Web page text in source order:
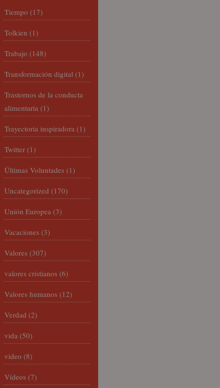
Tiempo (17)
Tolkien (1)
Trabajo (148)
Transformación digital (1)
Trastornos de la conducta
alimentaria (1)
Trayectoria inspiradora (1)
Twitter (1)
Últimas Voluntades (1)
Uncategorized (170)
Unión Europea (3)
Vacaciones (3)
Valores (307)
valores cristianos (6)
Valores humanos (12)
Verdad (2)
vida (50)
video (8)
Vídeos (7)